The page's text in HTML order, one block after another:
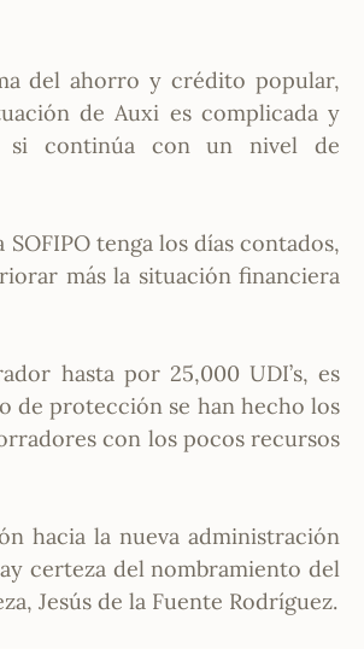
del ahorro y crédito popular,
de Auxi es complicada y
si continúa con un nivel de
tenga los días contados,
más la situación financiera
hasta por 25,000 UDI’s, es
de protección se han hecho los
con los pocos recursos
hacia la nueva administración
certeza del nombramiento del
Jesús de la Fuente Rodríguez.